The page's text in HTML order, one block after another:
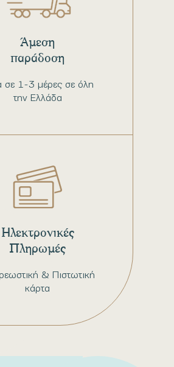
σε 1-3 μέρες σε όλη
την Ελλάδα
Άμεση
παράδοση
& Πιστωτική
κάρτα
Ηλεκτρονικές
Πληρωμές